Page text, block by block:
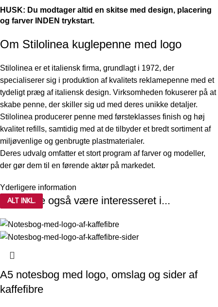
HUSK: Du modtager altid en skitse med design, placering
og farver INDEN trykstart.
Om Stilolinea kuglepenne med logo
Stilolinea er et italiensk firma, grundlagt i 1972, der
specialiserer sig i produktion af kvalitets reklamepenne med et
tydeligt præg af italiensk design. Virksomheden fokuserer på at
skabe penne, der skiller sig ud med deres unikke detaljer.
Stilolinea producerer penne med førsteklasses finish og høj
kvalitet refills, samtidig med at de tilbyder et bredt sortiment af
miljøvenlige og genbrugte plastmaterialer.
Deres udvalg omfatter et stort program af farver og modeller,
der gør dem til en førende aktør på markedet.
Yderligere information
Du kunne også være interesseret i...
ALT INKL.
A5 notesbog med logo, omslag og sider af
kaffefibre
ALT INKL.